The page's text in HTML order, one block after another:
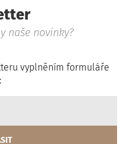
naše novinky?
vyplněním formuláře